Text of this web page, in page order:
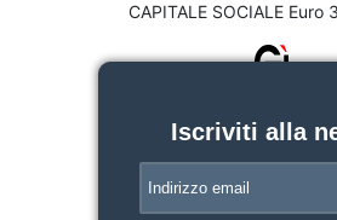
CAPITALE SOCIALE Euro
Iscriviti alla